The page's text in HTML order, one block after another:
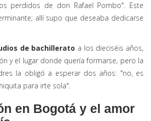
perdidos de don Rafael Pombo". Este
allí supo que deseaba dedicarse
de bachillerato a los dieciséis años,
y el lugar donde quería formarse, pero la
la obligó a esperar dos años: "no, es
para irte sola".
en Bogotá y el amor